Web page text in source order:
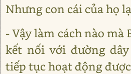
Nhưng con cái của họ
- Vậy làm cách nào mà
kết nối với đường
tiếp tục hoạt động